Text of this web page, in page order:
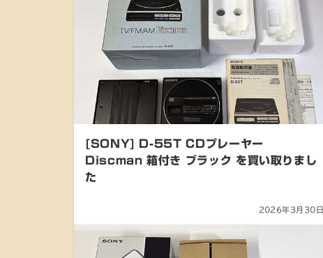
[SONY] D-55T CDプレーヤー
Discman 箱付き ブラック を買い取りまし
た
2026年3月30日